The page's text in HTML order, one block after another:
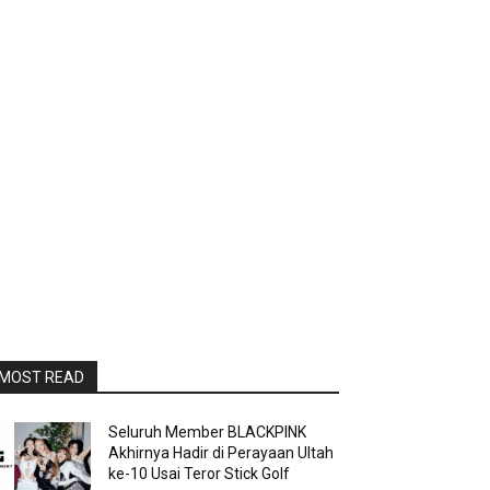
READ
Seluruh Member BLACKPINK
Akhirnya Hadir di Perayaan Ultah
ke-10 Usai Teror Stick Golf